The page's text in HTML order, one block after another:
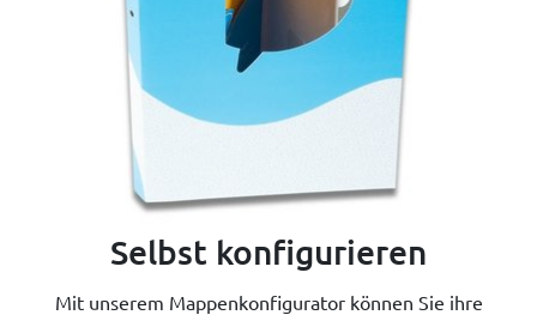
Selbst konfigurieren
Mit unserem Mappenkonfigurator können Sie ihre